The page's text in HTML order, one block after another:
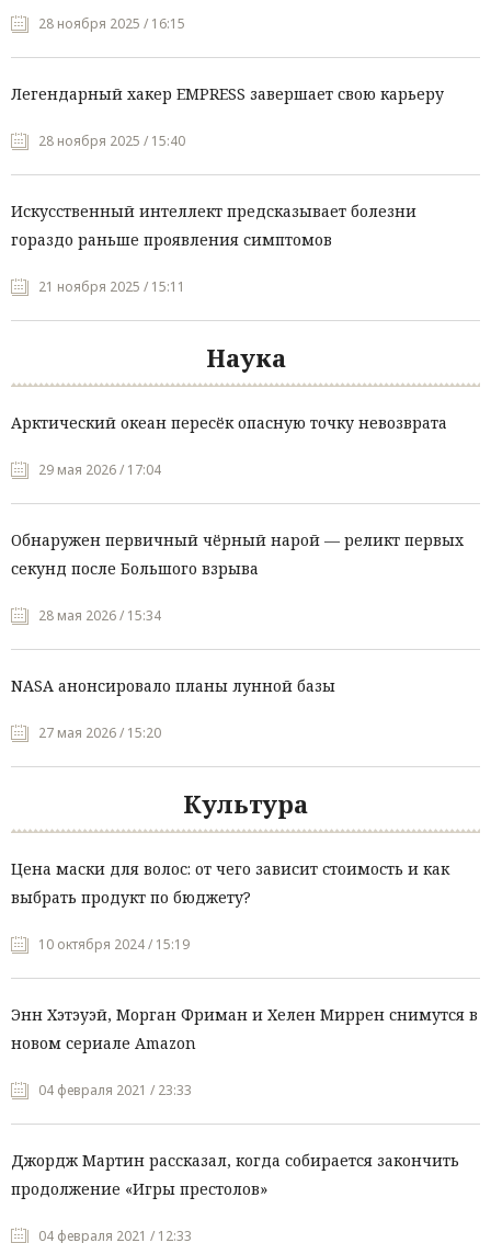
28 ноября 2025 / 16:15
Легендарный хакер EMPRESS завершает свою карьеру
28 ноября 2025 / 15:40
Искусственный интеллект предсказывает болезни
гораздо раньше проявления симптомов
21 ноября 2025 / 15:11
Наука
Арктический океан пересёк опасную точку невозврата
29 мая 2026 / 17:04
Обнаружен первичный чёрный нарой — реликт первых
секунд после Большого взрыва
28 мая 2026 / 15:34
NASA анонсировало планы лунной базы
27 мая 2026 / 15:20
Культура
Цена маски для волос: от чего зависит стоимость и как
выбрать продукт по бюджету?
10 октября 2024 / 15:19
Энн Хэтэуэй, Морган Фриман и Хелен Миррен снимутся в
новом сериале Amazon
04 февраля 2021 / 23:33
Джордж Мартин рассказал, когда собирается закончить
продолжение «Игры престолов»
04 февраля 2021 / 12:33